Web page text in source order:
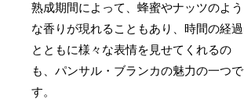
熟成期間によって、蜂蜜やナッツのよう
な香りが現れることもあり、時間の経過
とともに様々な表情を見せてくれるの
も、パンサル・ブランカの魅力の一つで
す。